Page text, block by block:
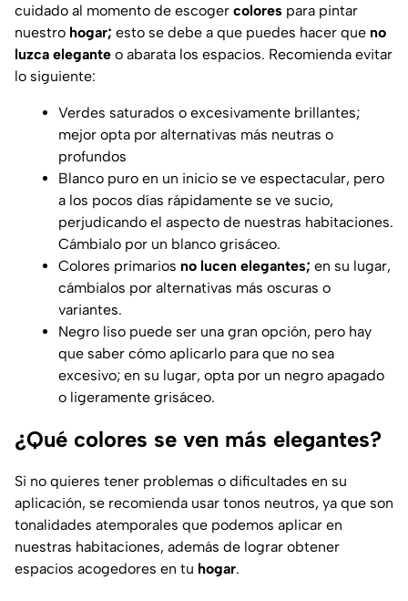
cuidado al momento de escoger colores para pintar
nuestro hogar; esto se debe a que puedes hacer que no
luzca elegante o abarata los espacios. Recomienda evitar
lo siguiente:
Verdes saturados o excesivamente brillantes;
mejor opta por alternativas más neutras o
profundos
Blanco puro en un inicio se ve espectacular, pero
a los pocos días rápidamente se ve sucio,
perjudicando el aspecto de nuestras habitaciones.
Cámbialo por un blanco grisáceo.
Colores primarios no lucen elegantes; en su lugar,
cámbialos por alternativas más oscuras o
variantes.
Negro liso puede ser una gran opción, pero hay
que saber cómo aplicarlo para que no sea
excesivo; en su lugar, opta por un negro apagado
o ligeramente grisáceo.
¿Qué colores se ven más elegantes?
Si no quieres tener problemas o dificultades en su
aplicación, se recomienda usar tonos neutros, ya que son
tonalidades atemporales que podemos aplicar en
nuestras habitaciones, además de lograr obtener
espacios acogedores en tu hogar.